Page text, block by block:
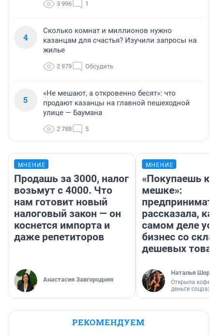
3 996 1
4
Сколько комнат и миллионов нужно
казанцам для счастья? Изучили запросы на
жилье
2 979 Обсудить
5
«Не мешают, а откровенно бесят»: что
продают казанцы на главной пешеходной
улице — Баумана
2 788 5
МНЕНИЕ
Продашь за 3000, налог
возьмут с 4000. Что
нам готовит новый
налоговый закон — он
коснется импорта и
даже репетиторов
Анастасия Завгородняя
МНЕНИЕ
«Покупаешь
мешке»:
рассказала,
самом деле
бизнес со
дешевых
Наталья
Открыла
деньги
РЕКОМЕНДУЕМ